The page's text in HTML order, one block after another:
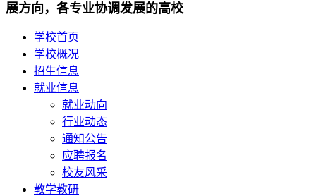
展方向，各专业协调发展的高校
学校首页
学校概况
招生信息
就业信息
就业动向
行业动态
通知公告
应聘报名
校友风采
教学教研